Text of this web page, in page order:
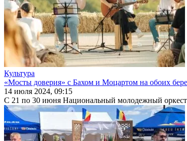
Культура
«Мосты доверия» с Бахом и Моцартом на обоих
14 июля 2024, 09:15
С 21 по 30 июня Национальный молодежный